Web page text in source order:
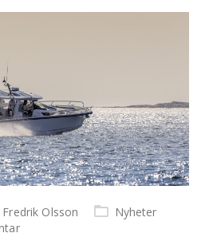
Fredrik Olsson
Nyheter